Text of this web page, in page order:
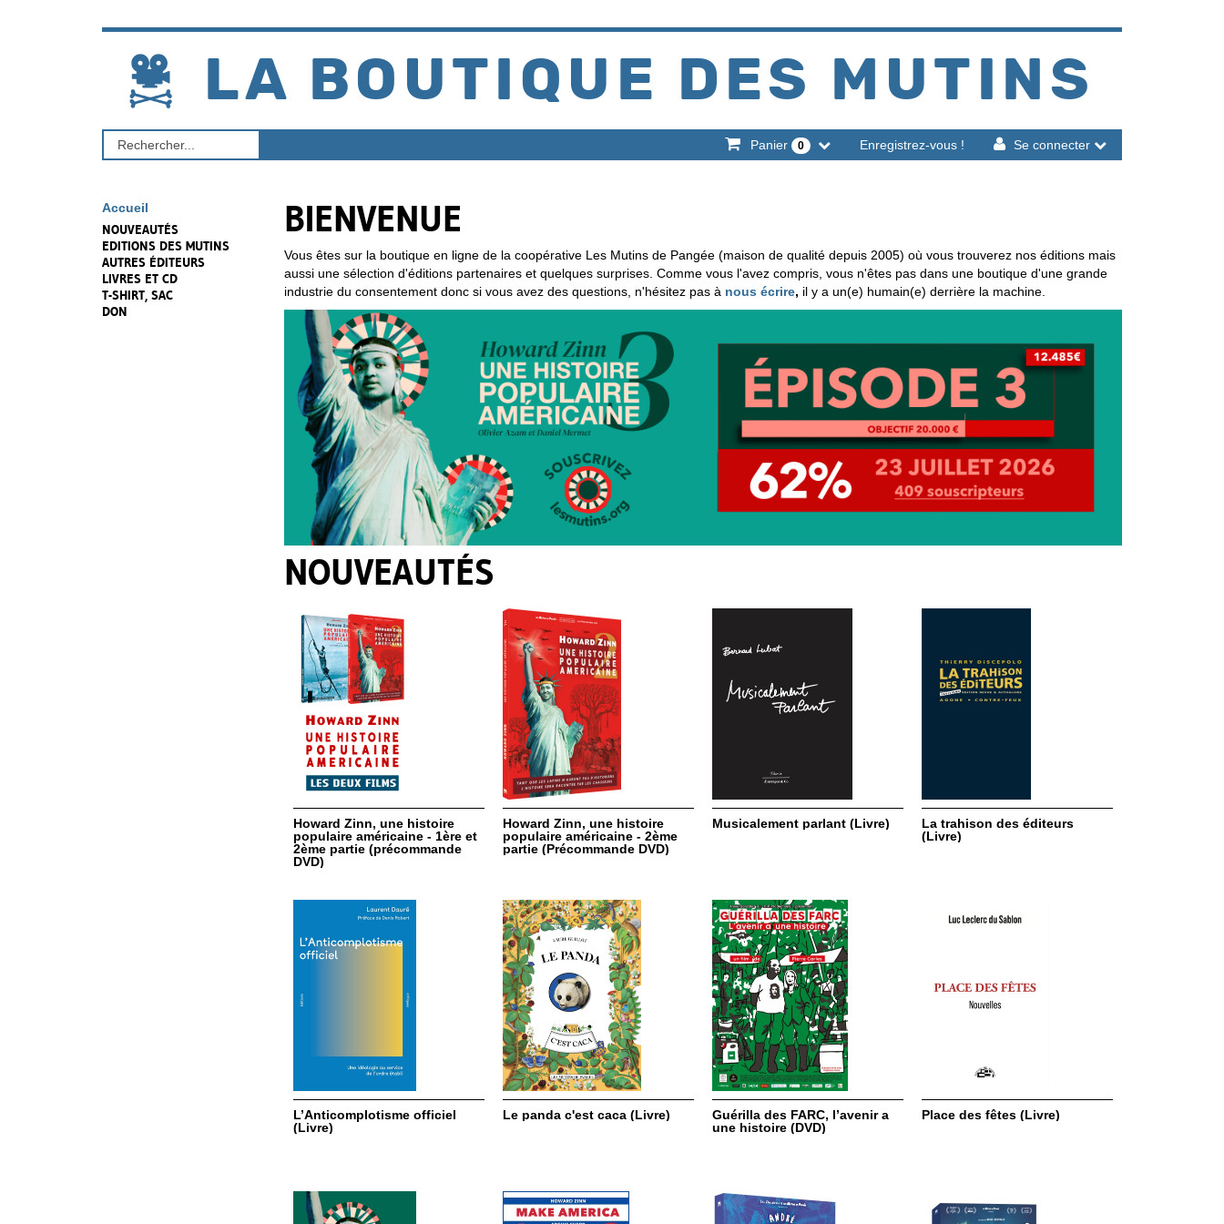
LA BOUTIQUE DES MUTINS
Rechercher
un
Enregistrez-vous ! Se connecter
Panier 0
Accueil
NOUVEAUTÉS
EDITIONS DES MUTINS
AUTRES ÉDITEURS
LIVRES ET CD
T-SHIRT, SAC
DON
BIENVENUE
Vous êtes sur la boutique en ligne de la coopérative Les Mutins de Pangée (maison de qualité depuis 2005) où vous trouverez nos éditions mais
aussi une sélection d'éditions partenaires et quelques surprises. Comme vous l'avez compris, vous n'êtes pas dans une boutique d'une grande
industrie du consentement donc si vous avez des questions, n'hésitez pas à nous écrire, il y a un(e) humain(e) derrière la machine.
NOUVEAUTÉS
Howard Zinn, une histoire
populaire américaine - 1ère et
2ème partie (précommande
DVD)
Howard Zinn, une histoire
populaire américaine - 2ème
partie (Précommande DVD)
Musicalement parlant (Livre)
La trahison des éditeurs
(Livre)
L’Anticomplotisme officiel
(Livre)
Le panda c'est caca (Livre)
Guérilla des FARC, l’avenir a
une histoire (DVD)
Place des fêtes (Livre)